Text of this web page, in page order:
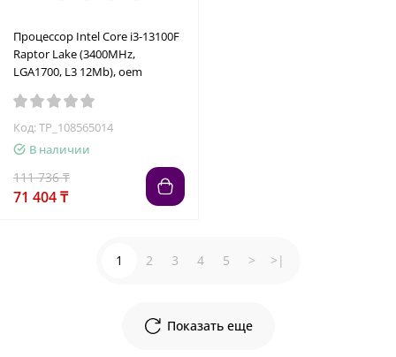
Процессор Intel Core i3-13100F
Raptor Lake (3400MHz,
LGA1700, L3 12Mb), oem
Код: TP_108565014
В наличии
111 736 ₸
71 404 ₸
Показать еще
1 2 3 4 5 > >|